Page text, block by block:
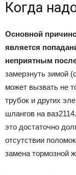
Когда
Основной
является
неприятным
замерзнуть зимой
может вызвать не
трубок и других
шлангов на
это достаточно
отсутствии
замена тормозной